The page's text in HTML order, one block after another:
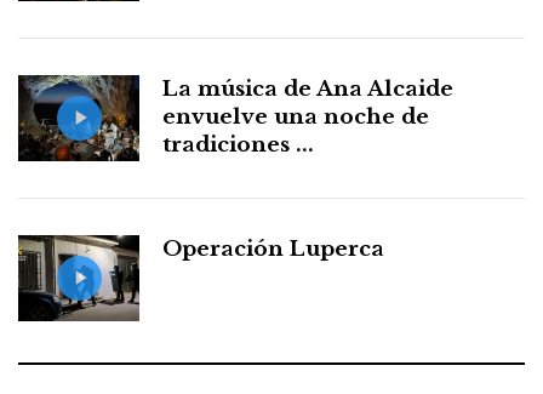
La música de Ana Alcaide
envuelve una noche de
tradiciones ...
Operación Luperca